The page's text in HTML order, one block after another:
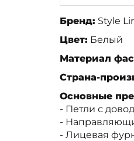
Бренд: Style
Цвет: Белый
Материал
Страна-
Основные
- Петли с
-
- Лицевая